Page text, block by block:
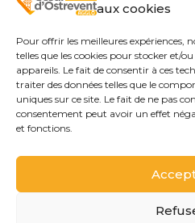
aux cookies
Pour offrir les meilleures expériences,
telles que les cookies pour stocker et/
appareils. Le fait de consentir à ces
traiter des données telles que le
uniques sur ce site. Le fait de ne pas
consentement peut avoir un effet
et fonctions.
MENTIONS LÉGALES
GESTION DES COOKIES